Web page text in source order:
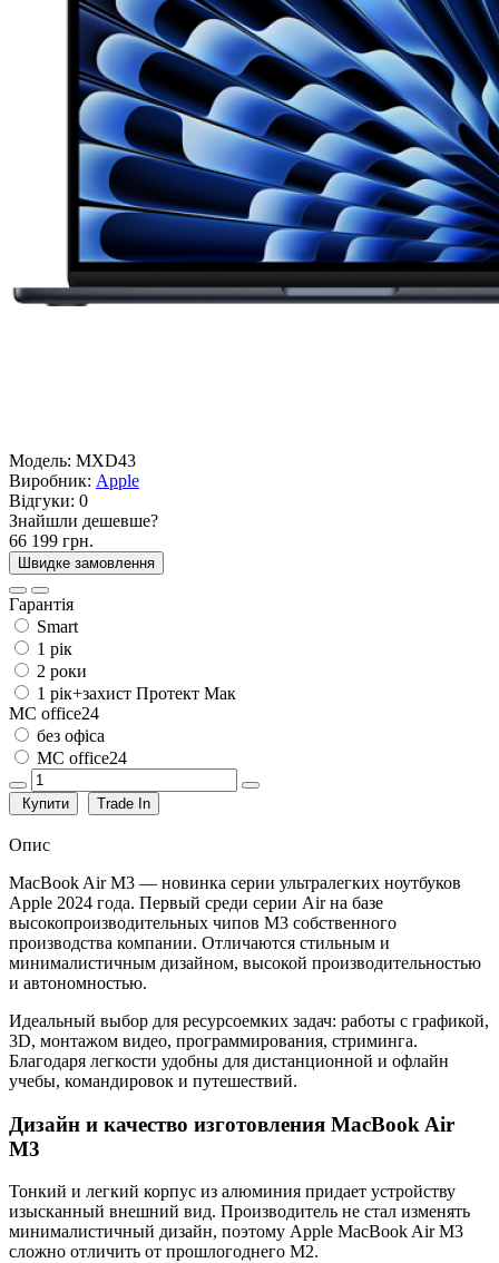
Модель: MXD43
Виробник: Apple
Відгуки: 0
Знайшли дешевше?
66 199 грн.
Швидке замовлення
Гарантія
Smart
1 рік
2 роки
1 рік+захист Протект Мак
MC office24
без офіса
MC office24
Купити Trade In
Опис
MacBook Air M3 — новинка серии ультралегких ноутбуков
Apple 2024 года. Первый среди серии Air на базе
высокопроизводительных чипов М3 собственного
производства компании. Отличаются стильным и
минималистичным дизайном, высокой производительностью
и автономностью.
Идеальный выбор для ресурсоемких задач: работы с графикой,
3D, монтажом видео, программирования, стриминга.
Благодаря легкости удобны для дистанционной и офлайн
учебы, командировок и путешествий.
Дизайн и качество изготовления MacBook Air
M3
Тонкий и легкий корпус из алюминия придает устройству
изысканный внешний вид. Производитель не стал изменять
минималистичный дизайн, поэтому Apple MacBook Air M3
сложно отличить от прошлогоднего М2.